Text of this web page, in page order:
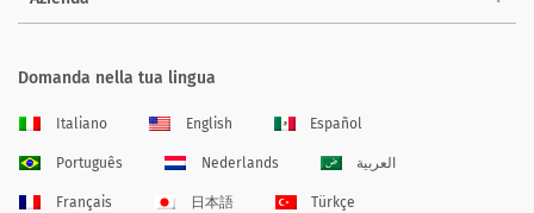
Domanda nella tua lingua
Italiano English Español
Português Nederlands العربية
Français 日本語 Türkçe